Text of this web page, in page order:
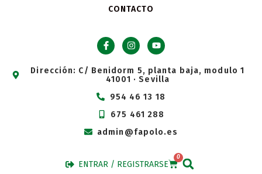
CONTACTO
Dirección: C/ Benidorm 5, planta baja, modulo 1
41001 · Sevilla
954 46 13 18
675 461 288
admin@fapolo.es
ENTRAR / REGISTRARSE
0